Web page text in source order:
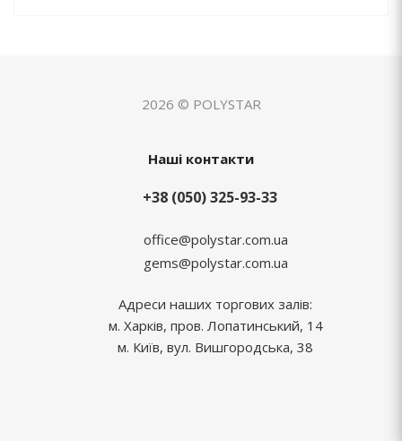
2026 © POLYSTAR
Наші контакти
+38 (050) 325-93-33
office@polystar.com.ua
gems@polystar.com.ua
Адреси наших торгових залів:
м. Харків, пров. Лопатинський, 14
м. Київ, вул. Вишгородська, 38